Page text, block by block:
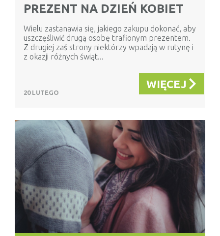
PREZENT NA DZIEŃ KOBIET
Wielu zastanawia się, jakiego zakupu dokonać, aby
uszczęśliwić drugą osobę trafionym prezentem.
Z drugiej zaś strony niektórzy wpadają w rutynę i
z okazji różnych świąt...
20 LUTEGO
WIĘCEJ